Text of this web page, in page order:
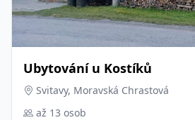
Ubytování u Kostíků
Svitavy, Moravská Chrastová
až 13 osob